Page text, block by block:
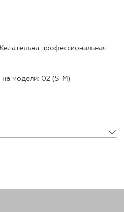
профессиональная
на модели: 02 (S-M)